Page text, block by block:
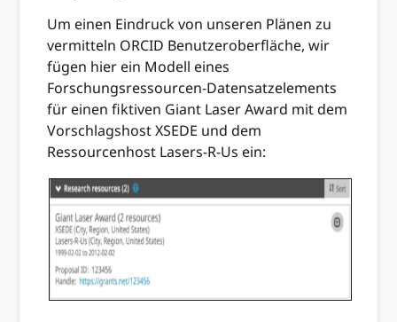
Um einen Eindruck von unseren Plänen zu
vermitteln ORCID Benutzeroberfläche, wir
fügen hier ein Modell eines
Forschungsressourcen-Datensatzelements
für einen fiktiven Giant Laser Award mit dem
Vorschlagshost XSEDE und dem
Ressourcenhost Lasers-R-Us ein: